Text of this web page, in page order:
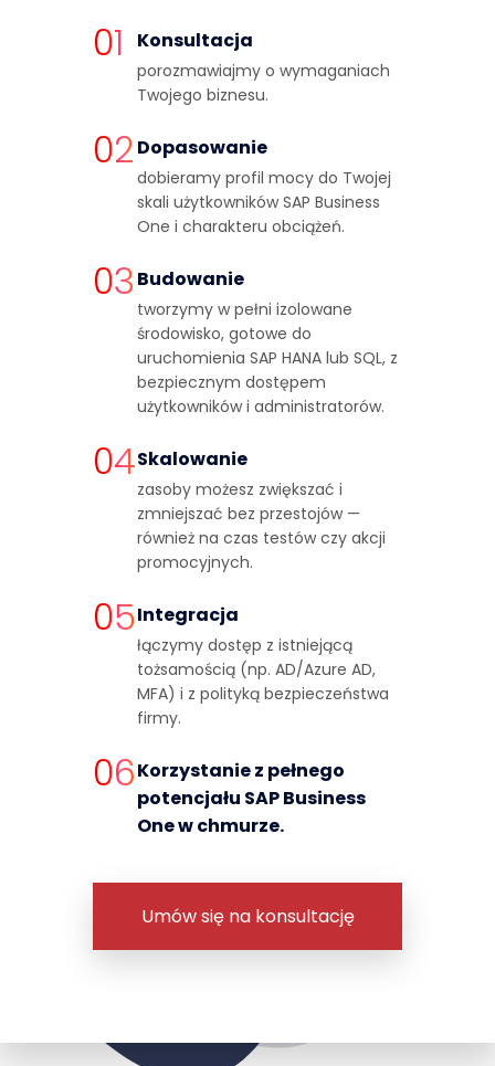
01 Konsultacja
porozmawiajmy o wymaganiach
Twojego biznesu.
02 Dopasowanie
dobieramy profil mocy do Twojej
skali użytkowników SAP Business
One i charakteru obciążeń.
03 Budowanie
tworzymy w pełni izolowane
środowisko, gotowe do
uruchomienia SAP HANA lub SQL, z
bezpiecznym dostępem
użytkowników i administratorów.
04Skalowanie
zasoby możesz zwiększać i
zmniejszać bez przestojów —
również na czas testów czy akcji
promocyjnych.
05Integracja
łączymy dostęp z istniejącą
tożsamością (np. AD/Azure AD,
MFA) i z polityką bezpieczeństwa
firmy.
06Korzystanie z pełnego
potencjału SAP Business
One w chmurze.
Umów się na konsultację